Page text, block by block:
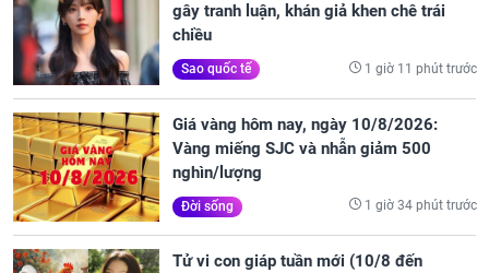
gây tranh luận, khán giả khen chê trái
chiều
Sao quốc tế 1 giờ 11 phút trước
Giá vàng hôm nay, ngày 10/8/2026:
Vàng miếng SJC và nhẫn giảm 500
nghìn/lượng
Đời sống 1 giờ 34 phút trước
Tử vi con giáp tuần mới (10/8 đến